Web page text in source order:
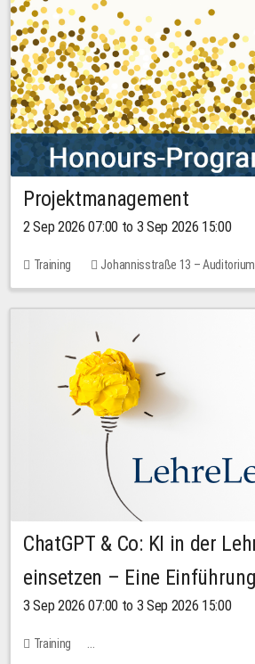
Projektmanagement
2 Sep 2026 07:00 to 3 Sep 2026 15:00
Training
Johannisstraße 13 –
1 place
ChatGPT & Co: KI in der
einsetzen – Eine Einführung
3 Sep 2026 07:00 to 3 Sep 2026 15:00
Training